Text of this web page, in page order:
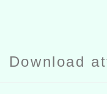
Download